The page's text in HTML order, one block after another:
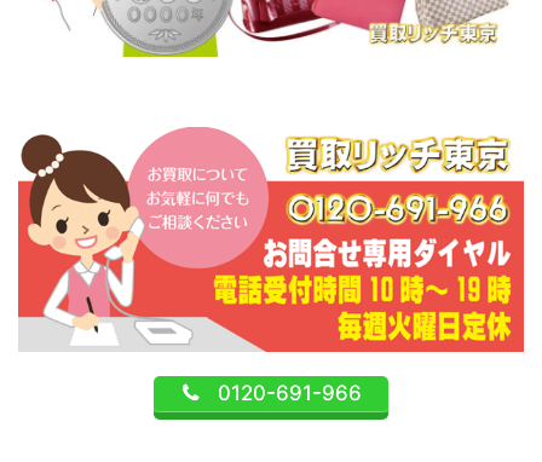
0120-691-966